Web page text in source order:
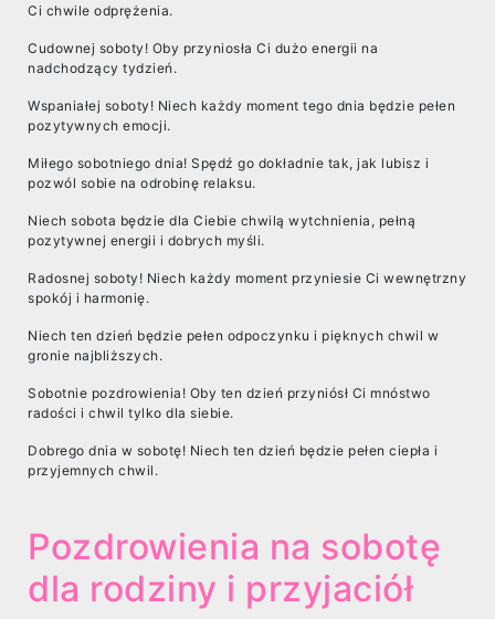
Ci chwile odprężenia.
Cudownej soboty! Oby przyniosła Ci dużo energii na
nadchodzący tydzień.
Wspaniałej soboty! Niech każdy moment tego dnia będzie pełen
pozytywnych emocji.
Miłego sobotniego dnia! Spędź go dokładnie tak, jak lubisz i
pozwól sobie na odrobinę relaksu.
Niech sobota będzie dla Ciebie chwilą wytchnienia, pełną
pozytywnej energii i dobrych myśli.
Radosnej soboty! Niech każdy moment przyniesie Ci wewnętrzny
spokój i harmonię.
Niech ten dzień będzie pełen odpoczynku i pięknych chwil w
gronie najbliższych.
Sobotnie pozdrowienia! Oby ten dzień przyniósł Ci mnóstwo
radości i chwil tylko dla siebie.
Dobrego dnia w sobotę! Niech ten dzień będzie pełen ciepła i
przyjemnych chwil.
Pozdrowienia na sobotę
dla rodziny i przyjaciół